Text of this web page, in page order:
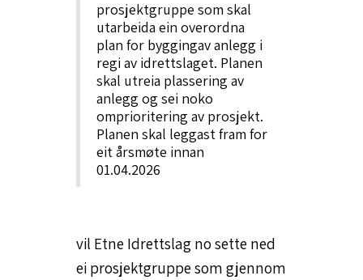
prosjektgruppe som skal
utarbeida ein overordna
plan for byggingav anlegg i
regi av idrettslaget. Planen
skal utreia plassering av
anlegg og sei noko
omprioritering av prosjekt.
Planen skal leggast fram for
eit årsmøte innan
01.04.2026
vil Etne Idrettslag no sette ned
ei prosjektgruppe som gjennom